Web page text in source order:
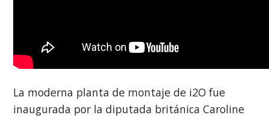
La moderna planta de montaje de i2O fue
inaugurada por la diputada británica Caroline